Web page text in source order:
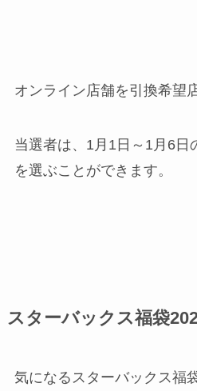
オンライン店舗を引換希望
当選者は、1月1日～1月6日
を選ぶことができます。
スターバックス福袋
気になるスターバックス福